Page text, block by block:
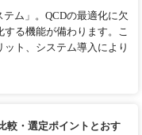
ム」。QCDの最適化に欠
る機能が備わります。こ
ト、システム導入により
較・選定ポイントとおす